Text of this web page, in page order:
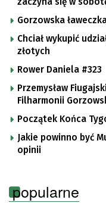
Gorzowska
Chciał wykupić
złotych
Rower Daniela #323
Przemysław
Filharmonii
Początek Końca
Jakie powinno być
opinii
popularne